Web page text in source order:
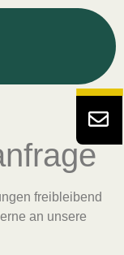
freibleibend
an unsere